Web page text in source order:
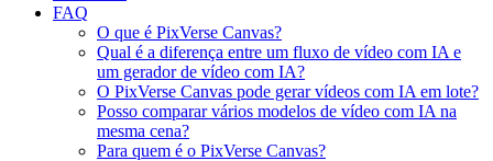
FAQ
O que é PixVerse Canvas?
Qual é a diferença entre um fluxo de vídeo com IA e
um gerador de vídeo com IA?
O PixVerse Canvas pode gerar vídeos com IA em lote?
Posso comparar vários modelos de vídeo com IA na
mesma cena?
Para quem é o PixVerse Canvas?